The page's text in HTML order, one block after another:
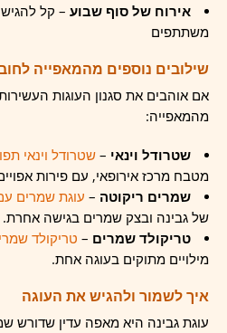
אירוח של סוף שבוע – קל
משתתפים
שילובים נוספים מהמאפייה
אם אוהבים את סגנון העוגות
מהמאפייה:
שטרודל וינאי –שטרודל וינאי
מטבח מרכז אירופאי, עם פירות
שמרים ריקוטה – עוגת שמרים
של גבינה ובצק שמרים בגישה אחרת.
טריקולד שמרים – טריקולד
מילויים מתוקים בעוגה אחת.
איך לשמור ולהגיש את העוגה
עוגת גבינה היא מאפה עדין שדורש